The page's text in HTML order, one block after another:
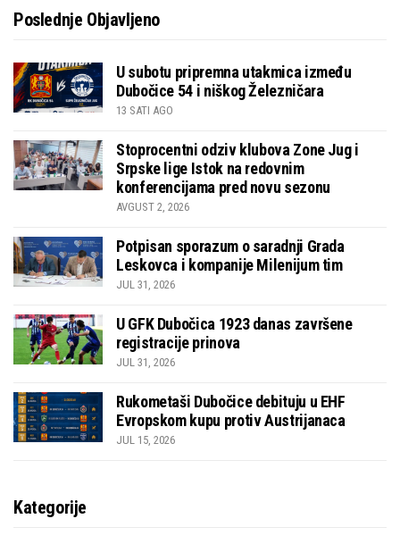
Poslednje Objavljeno
U subotu pripremna utakmica između
Dubočice 54 i niškog Železničara
13 SATI AGO
Stoprocentni odziv klubova Zone Jug i
Srpske lige Istok na redovnim
konferencijama pred novu sezonu
AVGUST 2, 2026
Potpisan sporazum o saradnji Grada
Leskovca i kompanije Milenijum tim
JUL 31, 2026
U GFK Dubočica 1923 danas završene
registracije prinova
JUL 31, 2026
Rukometaši Dubočice debituju u EHF
Evropskom kupu protiv Austrijanaca
JUL 15, 2026
Kategorije